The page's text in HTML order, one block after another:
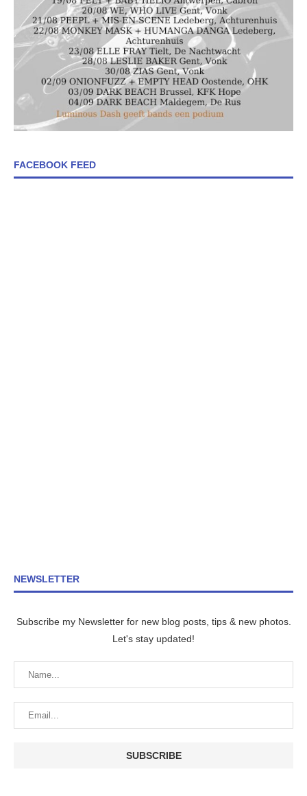
FACEBOOK FEED
NEWSLETTER
Subscribe my Newsletter for new blog posts, tips & new photos.
Let's stay updated!